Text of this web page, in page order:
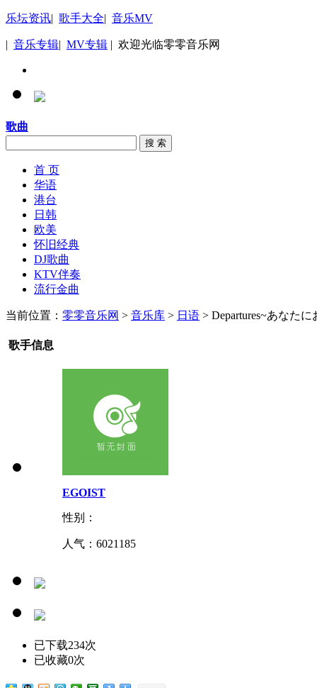
乐坛资讯| 歌手大全| 音乐MV
| 音乐专辑| MV专辑 | 欢迎光临零零音乐网
歌曲
搜 索
首 页
华语
港台
日韩
欧美
怀旧经典
DJ歌曲
KTV伴奏
流行金曲
当前位置： 零零音乐网 > 音乐库 > 日语 > Departures~あなた
歌手信息
EGOIST
性别：
人气： 6021185
已下载234次
已收藏0次